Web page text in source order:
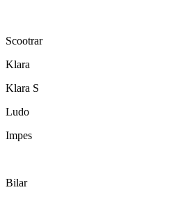
Scootrar
Klara
Klara S
Ludo
Impes
Bilar